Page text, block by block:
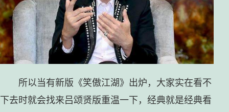
所以当有新版《笑傲江湖》出炉，大家实在看不
下去时就会找来吕颂贤版重温一下，经典就是经典看